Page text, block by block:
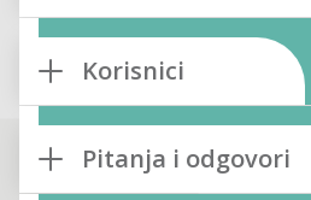
Korisnici
Pitanja i odgovori